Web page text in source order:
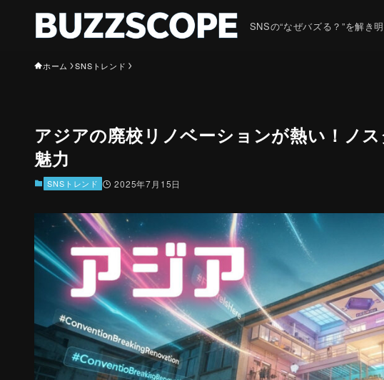
SNSの“なぜバズる？”を解き
ホーム SNSトレンド
アジアの廃校リノベーションが熱い！ノ
魅力
SNSトレンド 2025年7月15日